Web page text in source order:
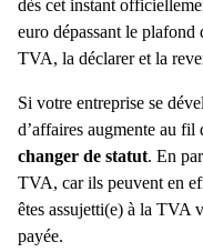
dès cet instant
euro dépassant le plafond
TVA, la déclarer et la
Si votre entreprise se
d’affaires augmente au fil
changer de statut. En
TVA, car ils peuvent en
êtes assujetti(e) à la TVA
payée.